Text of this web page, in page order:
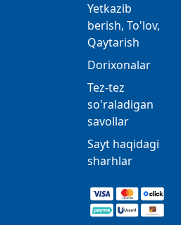
Yetkazib
berish, To'lov,
Qaytarish
Dorixonalar
Tez-tez
so'raladigan
savollar
Sayt haqidagi
sharhlar